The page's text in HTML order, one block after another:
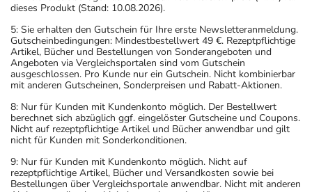
dieses Produkt (Stand: 10.08.2026).
5: Sie erhalten den Gutschein für Ihre erste Newsletteranmeldung.
Gutscheinbedingungen: Mindestbestellwert 49 €. Rezeptpflichtige
Artikel, Bücher und Bestellungen von Sonderangeboten und
Angeboten via Vergleichsportalen sind vom Gutschein
ausgeschlossen. Pro Kunde nur ein Gutschein. Nicht kombinierbar
mit anderen Gutscheinen, Sonderpreisen und Rabatt-Aktionen.
8: Nur für Kunden mit Kundenkonto möglich. Der Bestellwert
berechnet sich abzüglich ggf. eingelöster Gutscheine und Coupons.
Nicht auf rezeptpflichtige Artikel und Bücher anwendbar und gilt
nicht für Kunden mit Sonderkonditionen.
9: Nur für Kunden mit Kundenkonto möglich. Nicht auf
rezeptpflichtige Artikel, Bücher und Versandkosten sowie bei
Bestellungen über Vergleichsportale anwendbar. Nicht mit anderen